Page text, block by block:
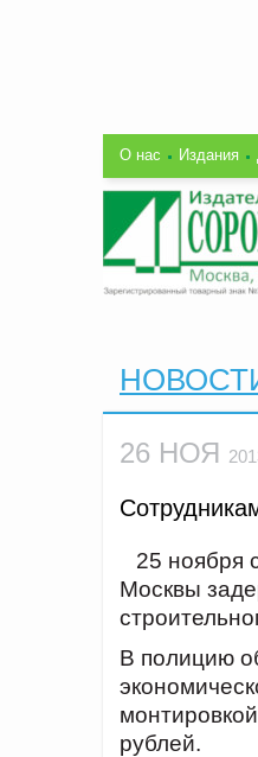
О нас Издания
26 НОЯ
25 ноября
Москвы
В полицию
рублей.